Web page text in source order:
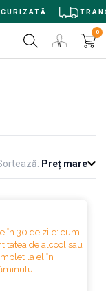
0
Preț mare